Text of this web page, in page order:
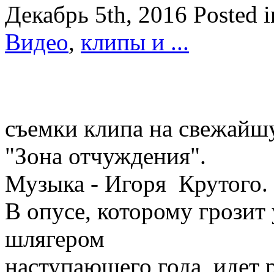
Декабрь 5th, 2016 Posted
Видео, клипы и ...
съемки клипа на
"Зона отчуждения".
Музыка - Игоря
В опусе, которому грозит
шлягером
наступающего года,